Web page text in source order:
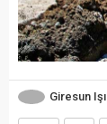
Giresun